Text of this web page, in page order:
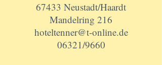
67433 Neustadt/Haardt
Mandelring 216
hoteltenner@t-online.de
06321/9660